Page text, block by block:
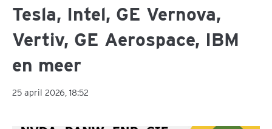
Tesla, Intel, GE Vernova,
Vertiv, GE Aerospace, IBM
en meer
25 april 2026, 18:52